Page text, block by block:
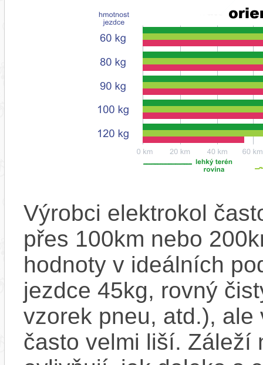
Výrobci elektrokol
přes 100km nebo
hodnoty v ideálních
jezdce 45kg, rovný
vzorek pneu, atd.),
často velmi liší. Záleží